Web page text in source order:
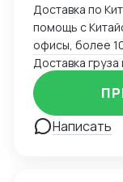
Доставка по
помощь с
офисы, более
можем помочь с
Доставка
Написать